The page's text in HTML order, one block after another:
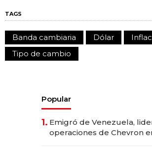
TAGS
Banda cambiaria Dólar
Tipo de cambio
Popular
1. Emigró de Venezuela,
operaciones de Chevron